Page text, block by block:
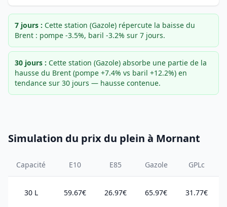
7 jours : Cette station (Gazole) répercute la baisse du
Brent : pompe -3.5%, baril -3.2% sur 7 jours.
30 jours : Cette station (Gazole) absorbe une partie de la
hausse du Brent (pompe +7.4% vs baril +12.2%) en
tendance sur 30 jours — hausse contenue.
Simulation du prix du plein à Mornant
Capacité E10 E85 Gazole GPLc
30 L 59.67€ 26.97€ 65.97€ 31.77€